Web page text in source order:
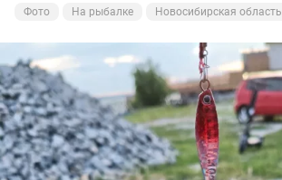
Фото На рыбалке Новосибирская область